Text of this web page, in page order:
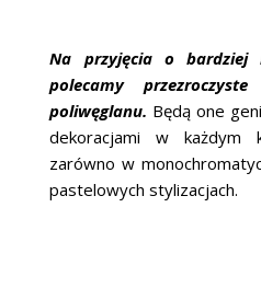
Na przyjęcia o bardziej
polecamy
poliwęglanu. Będą one
dekoracjami w każdym
zarówno w
pastelowych stylizacjach.